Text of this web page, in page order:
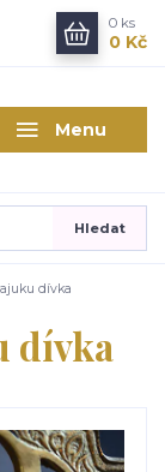
Menu
Hledat
0 ks
0 Kč
dívka
dívka